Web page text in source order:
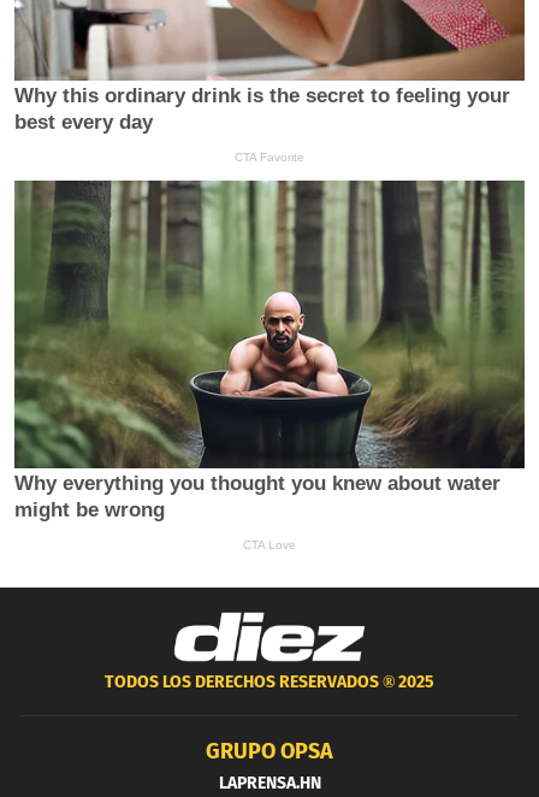
TODOS LOS DERECHOS RESERVADOS ®2025
GRUPO OPSA
LAPRENSA.HN